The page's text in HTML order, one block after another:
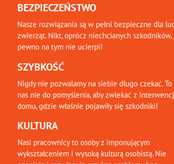
BEZPIECZEŃSTWO
Nasze rozwiązania są w pełni bezpieczne dla
zwierząt. Nikt, oprócz niechcianych szkodników,
pewno na tym nie ucierpi!
SZYBKOŚĆ
Nigdy nie pozwalamy na siebie długo czekać.
nas nie do pomyślenia, aby zwlekać z
domu, gdzie właśnie pojawiły się szkodniki!
KULTURA
Nasi pracownicy to osoby z imponującym
wykształceniem i wysoką kulturą osobistą. Nie